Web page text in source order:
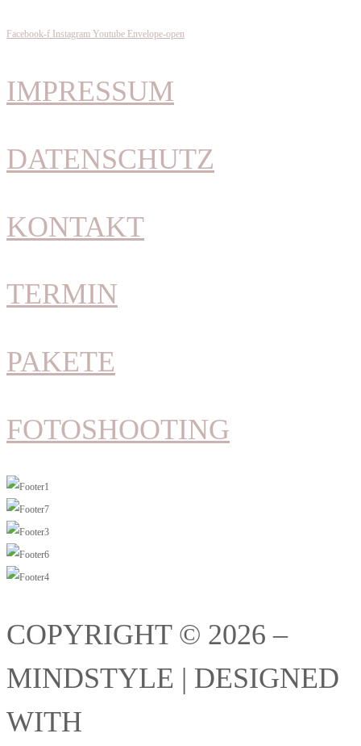
Facebook-f Instagram Youtube Envelope-open
IMPRESSUM
DATENSCHUTZ
KONTAKT
TERMIN
PAKETE
FOTOSHOOTING
COPYRIGHT © 2026 –
MINDSTYLE | DESIGNED
WITH